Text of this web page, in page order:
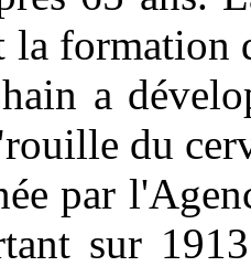
la formation
a
du
par
sur